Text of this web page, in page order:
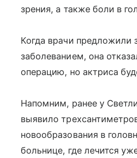
зрения, а также боли в
Когда врачи предложили
заболеванием, она
операцию, но актриса
Напомним, ранее у
выявило
новообразования в
больнице, где лечится